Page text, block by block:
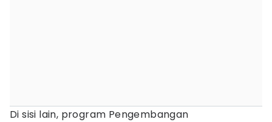
Di sisi lain, program Pengembangan